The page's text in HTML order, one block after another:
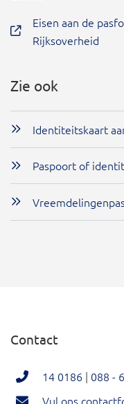
Eisen aan de
Rijksoverheid
Zie ook
Identiteitskaart
Paspoort of
Contact
14 0186 | 088 -
Vul ons